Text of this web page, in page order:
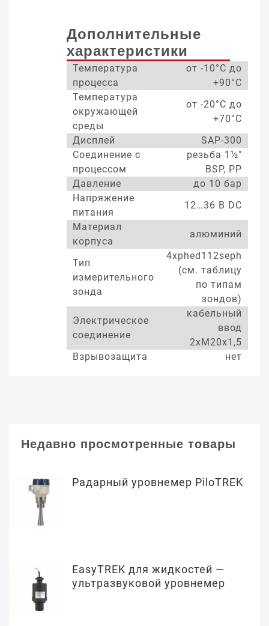
Дополнительные
характеристики
Температура
процесса
от -10°С до
+90°С
Температура
окружающей
среды
от -20°С до
+70°С
Дисплей
SAP-300
Соединение с
процессом
резьба 1½"
BSP, PP
Давление
до 10 бар
Напряжение
питания
12…36 В DC
Материал
корпуса
алюминий
Тип
измерительного
зонда
4xphed112seph
(см. таблицу
по типам
зондов)
Электрическое
соединение
кабельный
ввод
2хМ20х1,5
Взрывозащита
нет
Недавно просмотренные товары
Радарный уровнемер PiloTREK
EasyTREK для жидкостей —
ультразвуковой уровнемер